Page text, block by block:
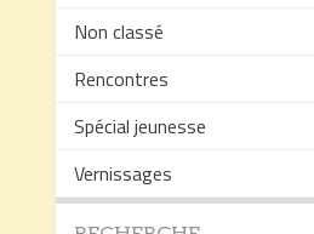
Non classé
Rencontres
Spécial jeunesse
Vernissages